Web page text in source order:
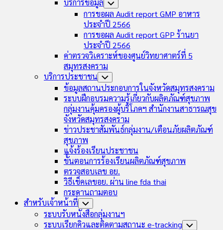
บริการข้อมูล Toggle
Child
Menu
การขอผล Audit report GMP อาหาร
ประจำปี 2566
การขอผล Audit report GPP ร้านยา
ประจำปี 2566
ค่าตรวจวิเคราะห์ของศูนย์วิทยาศาตร์ที่ 5
สมุทรสงคราม
บริการประชาชน Toggle
Child
Menu
ข้อมูลสถานประกอบการในจังหวัดสมุทรสงคราม
ระบบฝึกอบรมความรู้เกี่ยวกับผลิตภัณฑ์สุขภาพ
กลุ่มงานคุ้มครองผู้บริโภคฯ สำนักงานสาธารณสุข
จังหวัดสมุทรสงคราม
ข่าวประชาสัมพันธ์กลุ่มงาน/เตือนภัยผลิตภัณฑ์
สุขภาพ
แจ้งร้องเรียนประชาชน
ขั้นตอนการร้องเรียนผลิตภัณฑ์สุขภาพ
ตรวจสอบเลข อย.
วิธีเช็คเลขอย. ผ่าน line fda thai
กระดานถามตอบ
สำหรับเจ้าหน้าที่ Toggle
Child
Menu
ระบบรับหนังสือกลุ่มงานฯ
ระบบเรียกคิวและติดตามสถานะ e-tracking Toggle